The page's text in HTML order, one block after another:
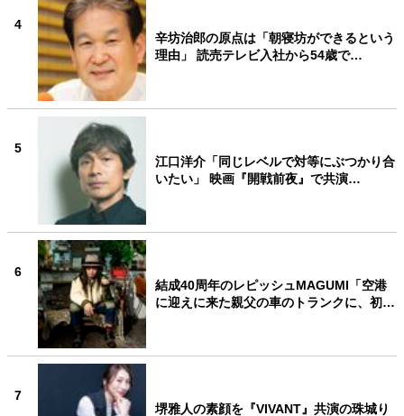
4
辛坊治郎の原点は「朝寝坊ができるという
理由」 読売テレビ入社から54歳で…
5
江口洋介「同じレベルで対等にぶつかり合
いたい」 映画『開戦前夜』で共演…
6
結成40周年のレピッシュMAGUMI「空港
に迎えに来た親父の車のトランクに、初…
7
堺雅人の素顔を『VIVANT』共演の珠城り